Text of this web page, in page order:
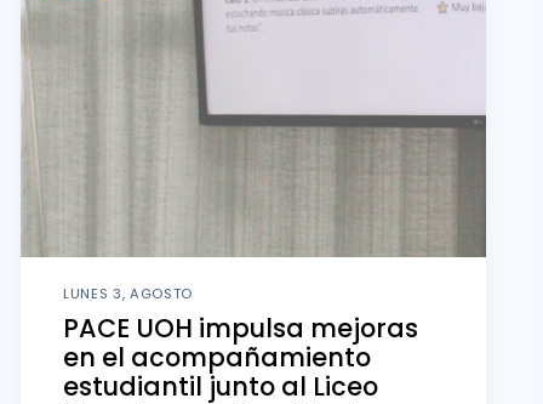
LUNES 3, AGOSTO
PACE UOH impulsa mejoras
en el acompañamiento
estudiantil junto al Liceo